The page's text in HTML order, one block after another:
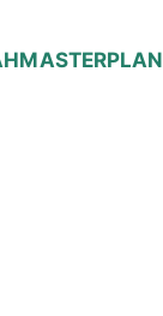
MASTERPLAN